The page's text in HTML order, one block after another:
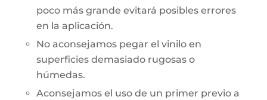
poco más grande evitará posibles errores
en la aplicación.
No aconsejamos pegar el vinilo en
superficies demasiado rugosas o
húmedas.
Aconsejamos el uso de un primer previo a